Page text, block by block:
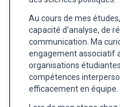
Au cours de mes
capacité d'analyse, de
communication. Ma
engagement associatif
organisations
compétences
efficacement en équipe.